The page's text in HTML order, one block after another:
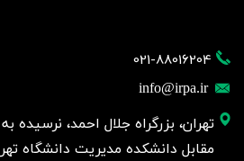
021-88016204
info@irpa.ir
تهران، بزرگراه جلال احمد، نرسیده
مقابل دانشکده مدیریت دانشگاه